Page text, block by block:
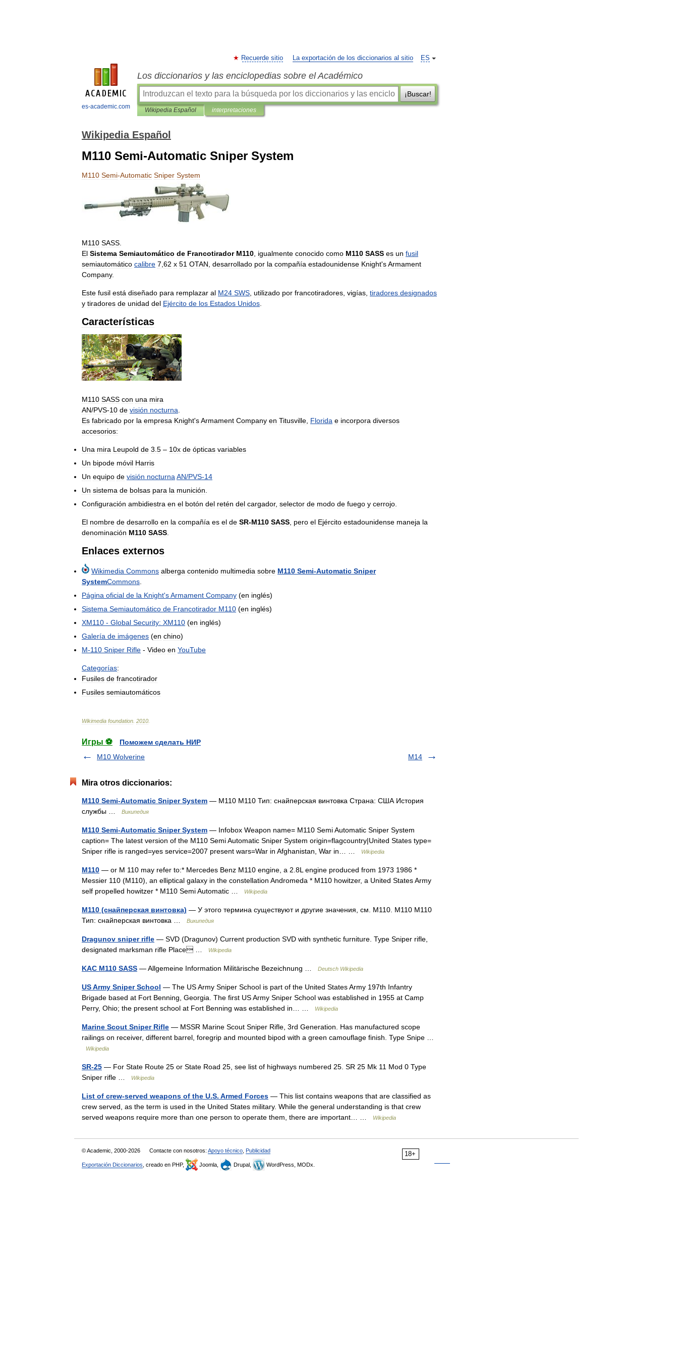
es-academic.com
ES
Recuerde sitio La exportación de los diccionarios al sitio
Los diccionarios y las enciclopedias sobre el Académico
¡Buscar!
Wikipedia Español interpretaciones
Wikipedia Español
M110 Semi-Automatic Sniper System
M110 Semi-Automatic Sniper System
M110 SASS
El Sistema Semiautomático de Francotirador M110 igualmente conocido como M110 SASS es un fusil
semiautomático calibre 7 62 x 51 OTAN desarrollado por la compañía estadounidense Knight'sArmament
Company.
Este fusil está diseñado para remplazar al M24 SWS utilizado por francotiradores vigías tiradores designados
y tiradores de unidad del Ejército de los Estados Unidos
Características
M110 SASS con una mira
AN/PVS-10 de visión nocturna
Es fabricado por la empresa Knight'sArmament Company en Titusville Florida e incorpora diversos
accesorios:
Una mira Leupold de 3 5 – 10x de ópticas variables
Un bipode móvil Harris
Un equipo de visión nocturna AN/PVS-14
Un sistema de bolsas para la munición
Configuración ambidiestra en el botón del retén del cargador, selector de modo de fuego y cerrojo
El nombre de desarrollo en la compañía es el de SR-M110 SASS pero el Ejército estadounidense maneja la
denominación M110 SASS
Enlaces externos
Wikimedia Commons alberga contenido multimedia sobre M110 Semi-Automatic Sniper
SystemCommons
Página oficial de la Knight'sArmament Company (en inglés)
Sistema Semiautomático de Francotirador M110 (en inglés)
XM110 - Global Security: XM110 (en inglés)
Galería de imágenes (en chino)
M-110 Sniper Rifle - Video en YouTube
Categorías:
Fusiles de francotirador
Fusiles semiautomáticos
Wikimedia foundation 2010
Игры ⚽
Поможем сделать НИР
M10 Wolverine
M14
Mira otros diccionarios:
M110 Semi-Automatic Sniper System — M110 M110 Тип: снайперская винтовка Страна: США История
службы …
Википедия
M110 Semi-Automatic Sniper System — Infobox Weapon name= M110 Semi Automatic Sniper System
caption= The latest version of the M110 Semi Automatic Sniper System origin=flagcountry|United States type=
Sniper rifle is ranged=yes service=2007 present wars=War in Afghanistan, War in… …
Wikipedia
M110 — or M 110 may refer to:* Mercedes Benz M110 engine, a 2.8L engine produced from 1973 1986 *
Messier 110 (M110), an elliptical galaxy in the constellation Andromeda * M110 howitzer, a United States Army
self propelled howitzer * M110 Semi Automatic …
Wikipedia
M110 (снайперская винтовка) — У этого термина существуют и другие значения, см. M110. M110 M110
Тип: снайперская винтовка …
Википедия
Dragunov sniper rifle — SVD (Dragunov) Current production SVD with synthetic furniture. Type Sniper rifle,
designated marksman rifle Place …
Wikipedia
KAC M110 SASS — Allgemeine Information Militärische Bezeichnung … Deutsch Wikipedia
US Army Sniper School — The US Army Sniper School is part of the United States Army 197th Infantry
Brigade based at Fort Benning, Georgia. The first US Army Sniper School was established in 1955 at Camp
Perry, Ohio; the present school at Fort Benning was established in… …
Wikipedia
Marine Scout Sniper Rifle — MSSR Marine Scout Sniper Rifle, 3rd Generation. Has manufactured scope
railings on receiver, different barrel, foregrip and mounted bipod with a green camouflage finish. Type Snipe …
Wikipedia
SR-25 — For State Route 25 or State Road 25, see list of highways numbered 25. SR 25 Mk 11 Mod 0 Type
Sniper rifle …
Wikipedia
List of crew-served weapons of the U.S. Armed Forces — This list contains weapons that are classified as
crew served, as the term is used in the United States military. While the general understanding is that crew
served weapons require more than one person to operate them, there are important… …
Wikipedia
18+
© Academic, 2000-2026 Contacte con nosotros: Apoyo técnico Publicidad
Exportación Diccionarios , creado en PHP, Joomla, Drupal, WordPress, MODx.